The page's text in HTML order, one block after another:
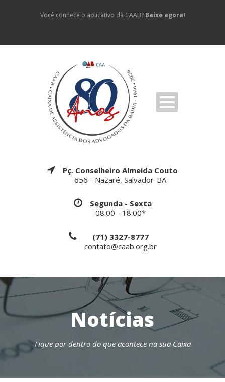
Você conhece o aplicativo da CAAB? Baixe agora!
Pç. Conselheiro Almeida Couto
656 - Nazaré, Salvador-BA
Segunda - Sexta
08:00 - 18:00*
(71) 3327-8777
contato@caab.org.br
Notícias
Fique por dentro do que acontece na sua Caixa